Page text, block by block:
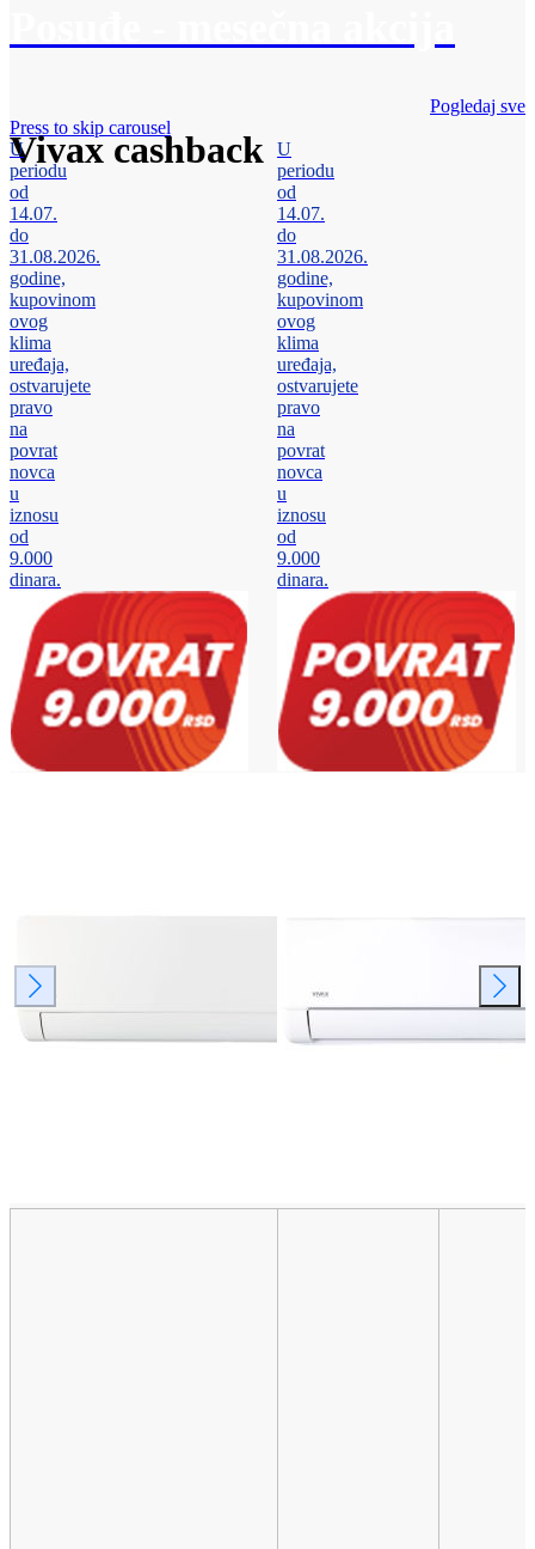
Vivax cashback
Pogledaj sve
Press to skip carousel
U
periodu
od
14.07.
do
31.08.2026.
godine,
kupovinom
ovog
klima
uređaja,
ostvarujete
pravo
na
povrat
novca
u
iznosu
od
9.000
dinara.
U
periodu
od
14.07.
do
31.08.2026.
godine,
kupovinom
ovog
klima
uređaja,
ostvarujete
pravo
na
povrat
novca
u
iznosu
od
9.000
dinara.